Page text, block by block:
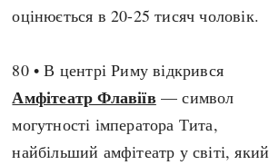
оцінюється в 20-25 тисяч чоловік.
80 • В центрі Риму відкрився
Амфітеатр Флавіїв — символ
могутності імператора Тита,
найбільший амфітеатр у світі, який